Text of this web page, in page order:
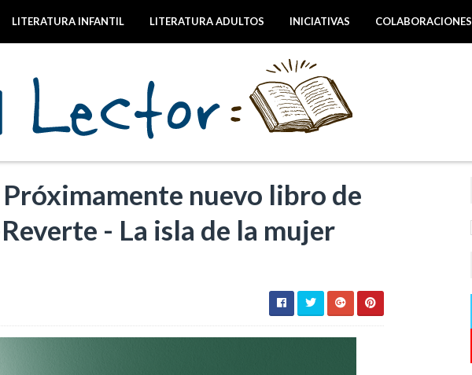
LITERATURA INFANTIL LITERATURA ADULTOS INICIATIVAS COLABORACIONES
nuevo libro de
- La isla de la mujer